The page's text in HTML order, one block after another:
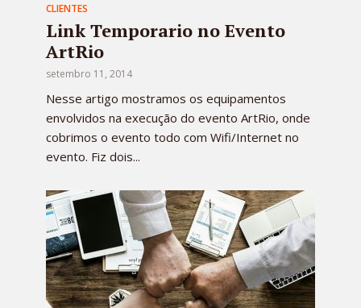
CLIENTES
Link Temporario no Evento
ArtRio
setembro 11, 2014
Nesse artigo mostramos os equipamentos
envolvidos na execução do evento ArtRio, onde
cobrimos o evento todo com Wifi/Internet no
evento. Fiz dois...